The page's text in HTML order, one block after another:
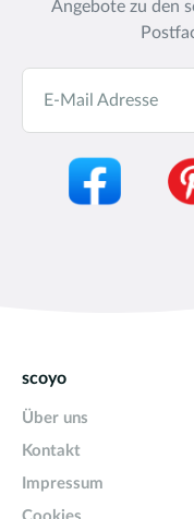
Angebote zu den
E-Mail Adresse
scoyo
Über uns
Kontakt
Impressum